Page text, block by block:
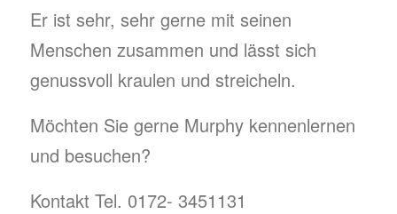
Er ist sehr, sehr gerne mit seinen
Menschen zusammen und lässt sich
genussvoll kraulen und streicheln.
Möchten Sie gerne Murphy kennenlernen
und besuchen?
Kontakt Tel. 0172- 3451131